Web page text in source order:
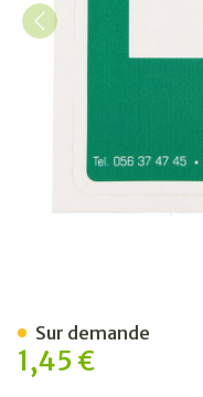
1,45 €
Sur demande